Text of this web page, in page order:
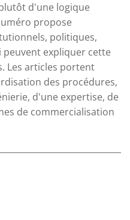
d'une logique
propose
politiques,
expliquer cette
Les articles portent
des procédures,
d'une expertise, de
de commercialisation